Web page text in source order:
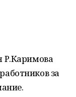
Р.Каримова
за